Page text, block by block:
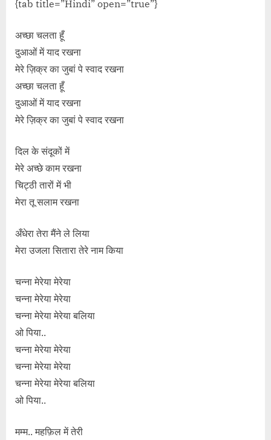
{tab title=”Hindi” open=”true”}
अच्छा चलता हूँ
दुआओं में याद रखना
मेरे ज़िक्र का जुबां पे स्वाद रखना
अच्छा चलता हूँ
दुआओं में याद रखना
मेरे ज़िक्र का जुबां पे स्वाद रखना
दिल के संदूकों में
मेरे अच्छे काम रखना
चिट्ठी तारों में भी
मेरा तू सलाम रखना
अँधेरा तेरा मैंने ले लिया
मेरा उजला सितारा तेरे नाम किया
चन्ना मेरेया मेरेया
चन्ना मेरेया मेरेया
चन्ना मेरेया मेरेया बलिया
ओ पिया..
चन्ना मेरेया मेरेया
चन्ना मेरेया मेरेया
चन्ना मेरेया मेरेया बलिया
ओ पिया..
मम्म.. महफ़िल में तेरी